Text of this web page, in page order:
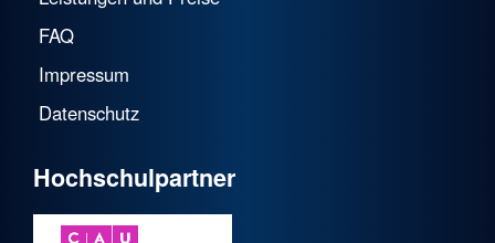
FAQ
Impressum
Datenschutz
Hochschulpartner